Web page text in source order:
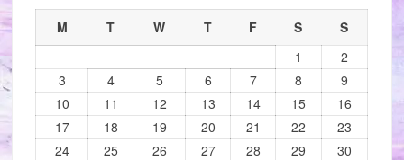
M T W T F S
S
1
2
3
4 5 6 7 8
9
10
11 12 13 14 15
16
17
18 19 20 21 22
23
24
25 26 27 28 29
30